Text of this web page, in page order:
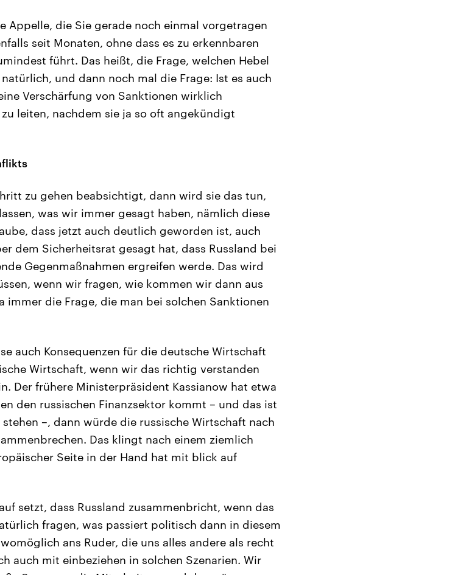
Appelle, die Sie gerade noch einmal vorgetragen
seit Monaten, ohne dass es zu erkennbaren
führt. Das heißt, die Frage, welchen Hebel
und dann noch mal die Frage: Ist es auch
Verschärfung von Sanktionen wirklich
leiten, nachdem sie ja so oft angekündigt
zu gehen beabsichtigt, dann wird sie das tun,
was wir immer gesagt haben, nämlich diese
dass jetzt auch deutlich geworden ist, auch
dem Sicherheitsrat gesagt hat, dass Russland bei
Gegenmaßnahmen ergreifen werde. Das wird
wenn wir fragen, wie kommen wir dann aus
immer die Frage, die man bei solchen Sanktionen
auch Konsequenzen für die deutsche Wirtschaft
Wirtschaft, wenn wir das richtig verstanden
Der frühere Ministerpräsident Kassianow hat etwa
den russischen Finanzsektor kommt – und das ist
–, dann würde die russische Wirtschaft nach
Das klingt nach einem ziemlich
Seite in der Hand hat mit blick auf
setzt, dass Russland zusammenbricht, wenn das
fragen, was passiert politisch dann in diesem
ans Ruder, die uns alles andere als recht
auch mit einbeziehen in solchen Szenarien. Wir